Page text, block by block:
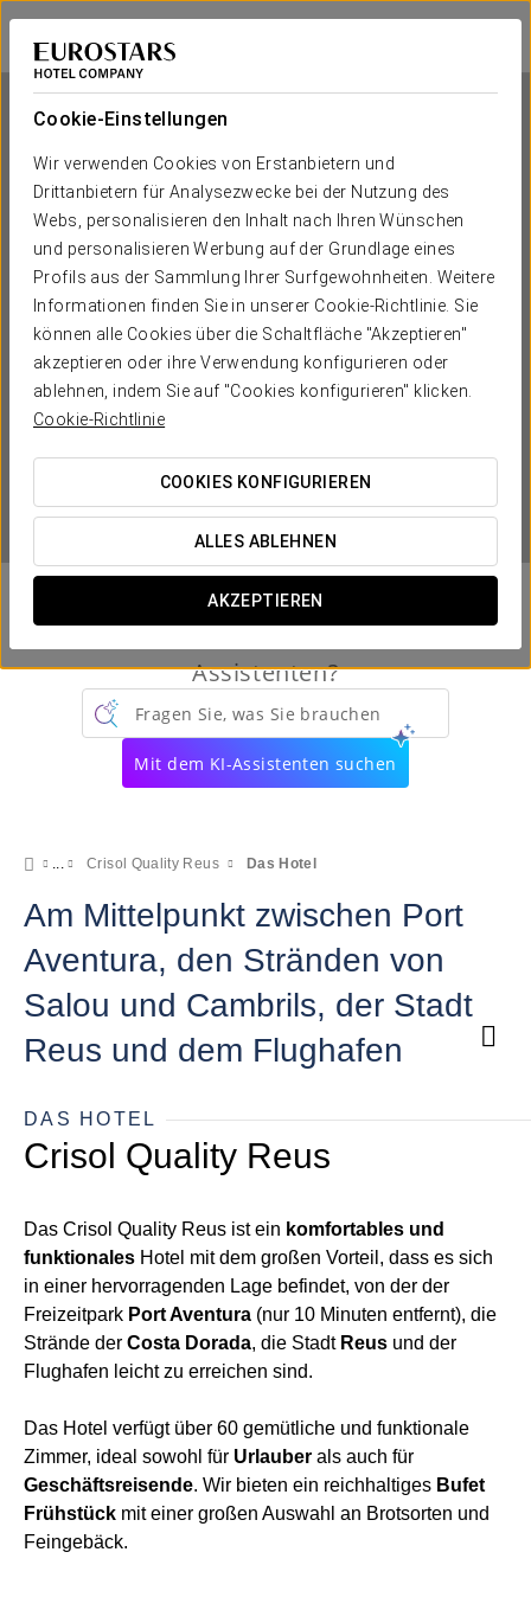
Cookie-Einstellungen
Wir verwenden Cookies von Erstanbietern und
Drittanbietern für Analysezwecke bei der Nutzung des
Webs, personalisieren den Inhalt nach Ihren Wünschen
und personalisieren Werbung auf der Grundlage eines
Profils aus der Sammlung Ihrer Surfgewohnheiten. Weitere
Informationen finden Sie in unserer Cookie-Richtlinie. Sie
können alle Cookies über die Schaltfläche "Akzeptieren"
akzeptieren oder ihre Verwendung konfigurieren oder
ablehnen, indem Sie auf "Cookies konfigurieren" klicken.
Cookie-Richtlinie
COOKIES KONFIGURIEREN
ALLES ABLEHNEN
AKZEPTIEREN
Crisol Quality Reus
TARRAGONA - REUS
Crisol Quality Reus
TARRAGONA - REUS
WANN MÖCHTEN SIE REISEN?
 
Assistenten?
Fragen Sie, was Sie brauchen
Mit dem KI-Assistenten suchen
Crisol Quality Reus Das Hotel
Am Mittelpunkt zwischen Port
Aventura, den Stränden von
Salou und Cambrils, der Stadt
Reus und dem Flughafen
DAS HOTEL
Crisol Quality Reus
Das Crisol Quality Reus ist ein komfortables und
funktionales Hotel mit dem großen Vorteil, dass es sich
in einer hervorragenden Lage befindet, von der der
Freizeitpark Port Aventura (nur 10 Minuten entfernt), die
Strände der Costa Dorada, die Stadt Reus und der
Flughafen leicht zu erreichen sind.
Das Hotel verfügt über 60 gemütliche und funktionale
Zimmer, ideal sowohl für Urlauber als auch für
Geschäftsreisende. Wir bieten ein reichhaltiges Bufet
Frühstück mit einer großen Auswahl an Brotsorten und
Feingebäck.